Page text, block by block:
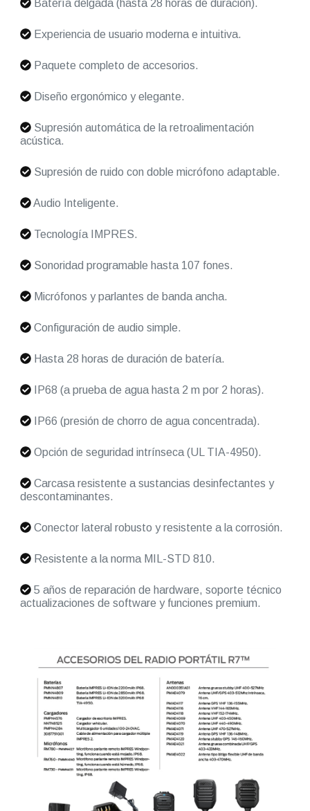
Batería delgada (hasta 28 horas de duración).
Experiencia de usuario moderna e intuitiva.
Paquete completo de accesorios.
Diseño ergonómico y elegante.
Supresión automática de la retroalimentación
acústica.
Supresión de ruido con doble micrófono adaptable.
Audio Inteligente.
Tecnología IMPRES.
Sonoridad programable hasta 107 fones.
Micrófonos y parlantes de banda ancha.
Configuración de audio simple.
Hasta 28 horas de duración de batería.
IP68 (a prueba de agua hasta 2 m por 2 horas).
IP66 (presión de chorro de agua concentrada).
Opción de seguridad intrínseca (UL TIA-4950).
Carcasa resistente a sustancias desinfectantes y
descontaminantes.
Conector lateral robusto y resistente a la corrosión.
Resistente a la norma MIL-STD 810.
5 años de reparación de hardware, soporte técnico
actualizaciones de software y funciones premium.